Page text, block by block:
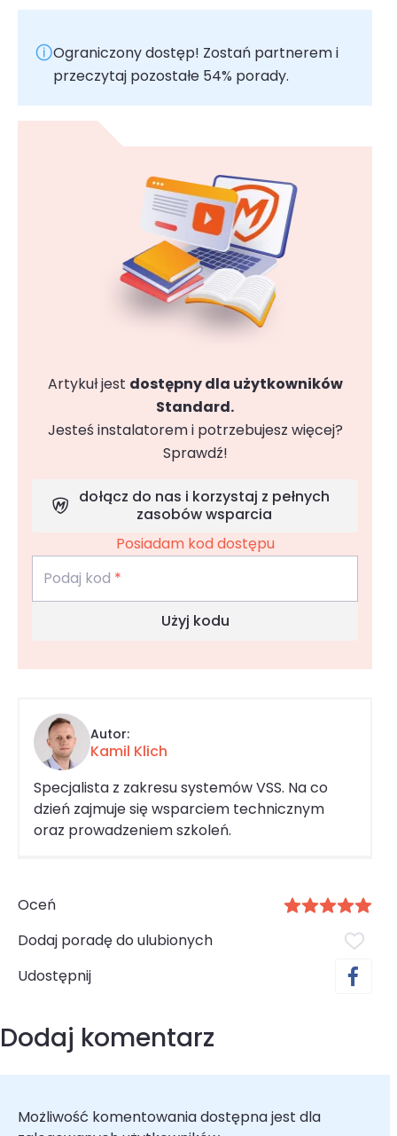
Ograniczony dostęp! Zostań partnerem i
przeczytaj pozostałe 54% porady.
Artykuł jest dostępny dla użytkowników
Standard.
Jesteś instalatorem i potrzebujesz więcej?
Sprawdź!
dołącz do nas i korzystaj z pełnych
zasobów wsparcia
Posiadam kod dostępu
Podaj kod *
Użyj kodu
Oceń
Dodaj poradę do ulubionych
Udostępnij
Autor:
Kamil Klich
Specjalista z zakresu systemów VSS. Na co
dzień zajmuje się wsparciem technicznym
oraz prowadzeniem szkoleń.
Dodaj komentarz
Możliwość komentowania dostępna jest dla